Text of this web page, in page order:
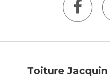
Toiture Jacquin